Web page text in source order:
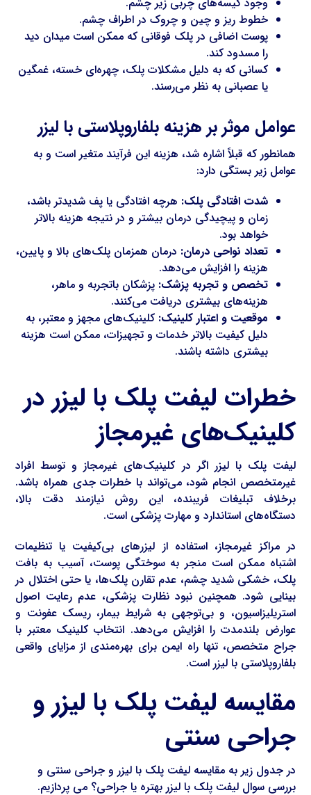
خطوط ریز و چین و چروک در اطراف چشم.
پوست اضافی در پلک فوقانی که ممکن است میدان دید
را مسدود کند.
کسانی که به دلیل مشکلات پلک، چهره‌ای خسته، غمگین
یا عصبانی به نظر می‌رسند.
عوامل موثر بر هزینه بلفاروپلاستی با لیزر
همانطور که قبلاً اشاره شد، هزینه این فرآیند متغیر است و به
عوامل زیر بستگی دارد:
شدت افتادگی پلک: هرچه افتادگی یا پف شدیدتر باشد،
زمان و پیچیدگی درمان بیشتر و در نتیجه هزینه بالاتر
خواهد بود.
تعداد نواحی درمان: درمان همزمان پلک‌های بالا و پایین،
هزینه را افزایش می‌دهد.
تخصص و تجربه پزشک: پزشکان باتجربه و ماهر،
هزینه‌های بیشتری دریافت می‌کنند.
موقعیت و اعتبار کلینیک: کلینیک‌های مجهز و معتبر، به
دلیل کیفیت بالاتر خدمات و تجهیزات، ممکن است هزینه
بیشتری داشته باشند.
خطرات لیفت پلک با لیزر در
کلینیک‌های غیرمجاز
لیفت پلک با لیزر اگر در کلینیک‌های غیرمجاز و توسط افراد
غیرمتخصص انجام شود، می‌تواند با خطرات جدی همراه باشد.
برخلاف تبلیغات فریبنده، این روش نیازمند دقت بالا،
دستگاه‌های استاندارد و مهارت پزشکی است.
در مراکز غیرمجاز، استفاده از لیزرهای بی‌کیفیت یا تنظیمات
اشتباه ممکن است منجر به سوختگی پوست، آسیب به بافت
پلک، خشکی شدید چشم، عدم تقارن پلک‌ها، یا حتی اختلال در
بینایی شود. همچنین نبود نظارت پزشکی، عدم رعایت اصول
استریلیزاسیون، و بی‌توجهی به شرایط بیمار، ریسک عفونت و
عوارض بلندمدت را افزایش می‌دهد. انتخاب کلینیک معتبر با
جراح متخصص، تنها راه ایمن برای بهره‌مندی از مزایای واقعی
بلفاروپلاستی با لیزر است.
مقایسه لیفت پلک با لیزر و
جراحی سنتی
در جدول زیر به مقایسه لیفت پلک با لیزر و جراحی سنتی و
بررسی سوال لیفت پلک با لیزر بهتره یا جراحی؟ می پردازیم.